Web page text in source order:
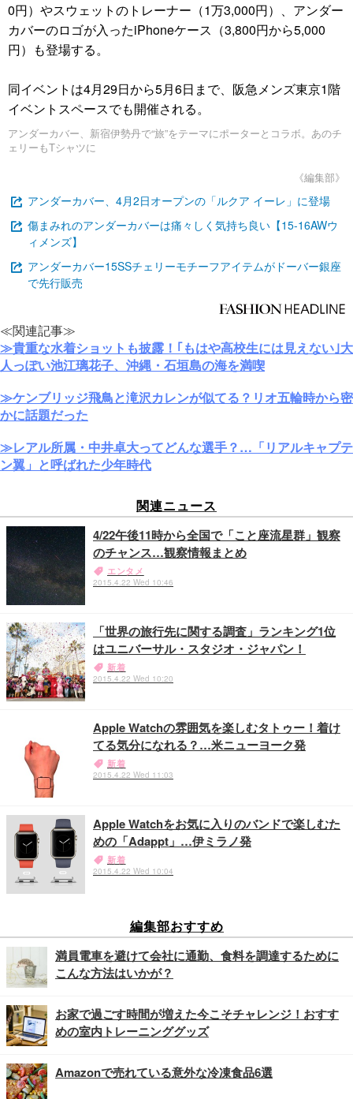
0円）やスウェットのトレーナー（1万3,000円）、アンダー
カバーのロゴが入ったiPhoneケース（3,800円から5,000
円）も登場する。
同イベントは4月29日から5月6日まで、阪急メンズ東京1階
イベントスペースでも開催される。
アンダーカバー、新宿伊勢丹で“旅”をテーマにポーターとコラボ。あのチ
ェリーもTシャツに
《編集部》
アンダーカバー、4月2日オープンの「ルクア イーレ」に登場
傷まみれのアンダーカバーは痛々しく気持ち良い【15-16AWウ
ィメンズ】
アンダーカバー15SSチェリーモチーフアイテムがドーバー銀座
で先行販売
≪関連記事≫
≫貴重な水着ショットも披露！｢もはや高校生には見えない｣大
人っぽい池江璃花子、沖縄・石垣島の海を満喫
≫ケンブリッジ飛鳥と滝沢カレンが似てる？リオ五輪時から密
かに話題だった
≫レアル所属・中井卓大ってどんな選手？…「リアルキャプテ
ン翼」と呼ばれた少年時代
関連ニュース
4/22午後11時から全国で「こと座流星群」観察
のチャンス…観察情報まとめ
エンタメ
2015.4.22 Wed 10:46
「世界の旅行先に関する調査」ランキング1位
はユニバーサル・スタジオ・ジャパン！
新着
2015.4.22 Wed 10:20
Apple Watchの雰囲気を楽しむタトゥー！着け
てる気分になれる？…米ニューヨーク発
新着
2015.4.22 Wed 11:03
Apple Watchをお気に入りのバンドで楽しむた
めの「Adappt」…伊ミラノ発
新着
2015.4.22 Wed 10:04
編集部おすすめ
満員電車を避けて会社に通勤、食料を調達するために
こんな方法はいかが？
お家で過ごす時間が増えた今こそチャレンジ！おすす
めの室内トレーニンググッズ
Amazonで売れている意外な冷凍食品6選